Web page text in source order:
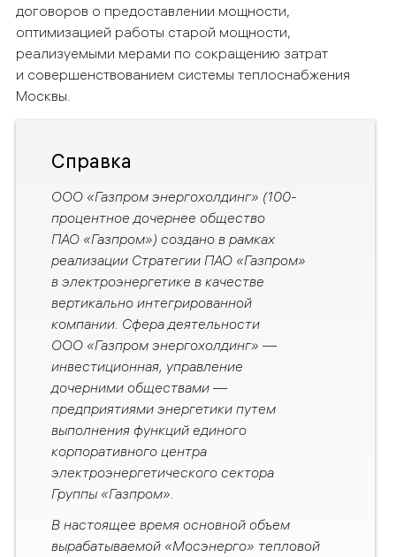
договоров о предоставлении мощности,
оптимизацией работы старой мощности,
реализуемыми мерами по сокращению затрат
и совершенствованием системы теплоснабжения
Москвы.
Справка
ООО «Газпром энергохолдинг» (100-
процентное дочернее общество
ПАО «Газпром») создано в рамках
реализации Стратегии ПАО «Газпром»
в электроэнергетике в качестве
вертикально интегрированной
компании. Сфера деятельности
ООО «Газпром энергохолдинг» —
инвестиционная, управление
дочерними обществами —
предприятиями энергетики путем
выполнения функций единого
корпоративного центра
электроэнергетического сектора
Группы «Газпром».
В настоящее время основной объем
вырабатываемой «Мосэнерго» тепловой